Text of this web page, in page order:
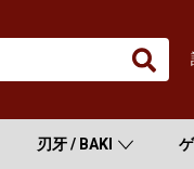
刃牙 / BAKI